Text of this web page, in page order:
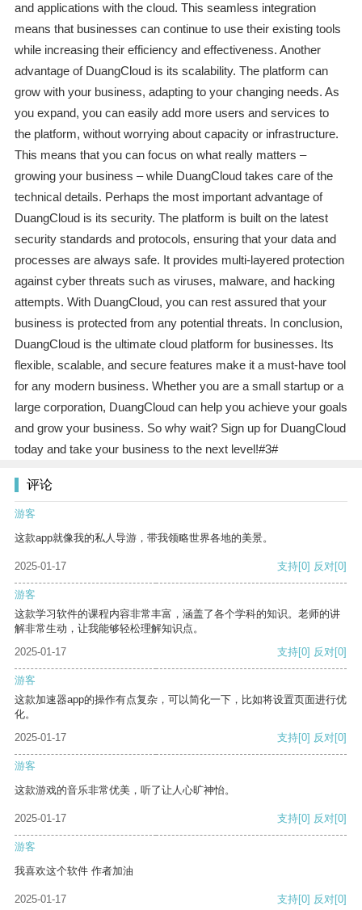
and applications with the cloud. This seamless integration
means that businesses can continue to use their existing tools
while increasing their efficiency and effectiveness. Another
advantage of DuangCloud is its scalability. The platform can
grow with your business, adapting to your changing needs. As
you expand, you can easily add more users and services to
the platform, without worrying about capacity or infrastructure.
This means that you can focus on what really matters –
growing your business – while DuangCloud takes care of the
technical details. Perhaps the most important advantage of
DuangCloud is its security. The platform is built on the latest
security standards and protocols, ensuring that your data and
processes are always safe. It provides multi-layered protection
against cyber threats such as viruses, malware, and hacking
attempts. With DuangCloud, you can rest assured that your
business is protected from any potential threats. In conclusion,
DuangCloud is the ultimate cloud platform for businesses. Its
flexible, scalable, and secure features make it a must-have tool
for any modern business. Whether you are a small startup or a
large corporation, DuangCloud can help you achieve your goals
and grow your business. So why wait? Sign up for DuangCloud
today and take your business to the next level!#3#
评论
游客
这款app就像我的私人导游，带我领略世界各地的美景。
2025-01-17 支持[0] 反对[0]
游客
这款学习软件的课程内容非常丰富，涵盖了各个学科的知识。老师的讲
解非常生动，让我能够轻松理解知识点。
2025-01-17
支持[0] 反对[0]
游客
这款加速器app的操作有点复杂，可以简化一下，比如将设置页面进行优
化。
2025-01-17
支持[0] 反对[0]
游客
这款游戏的音乐非常优美，听了让人心旷神怡。
2025-01-17 支持[0] 反对[0]
游客
我喜欢这个软件 作者加油
2025-01-17 支持[0] 反对[0]